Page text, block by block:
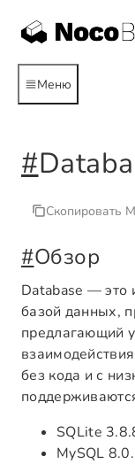
Меню
#
Скопировать
#Обзор
Database — это
базой данных,
предлагающий
без кода и с
SQLite
MySQL